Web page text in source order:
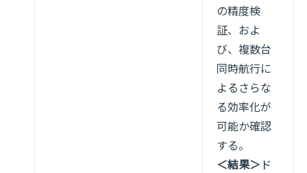
の精度検
証、およ
び、複数台
同時航行に
よるさらな
る効率化が
可能か確認
する。
＜結果＞ ド